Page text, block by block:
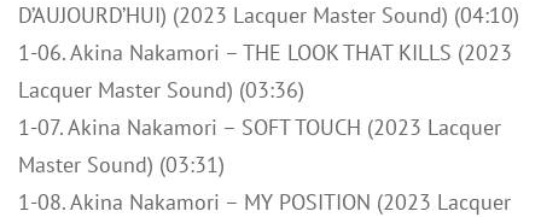
D’AUJOURD’HUI) (2023 Lacquer Master Sound) (04:10)
1-06. Akina Nakamori – THE LOOK THAT KILLS (2023
Lacquer Master Sound) (03:36)
1-07. Akina Nakamori – SOFT TOUCH (2023 Lacquer
Master Sound) (03:31)
1-08. Akina Nakamori – MY POSITION (2023 Lacquer